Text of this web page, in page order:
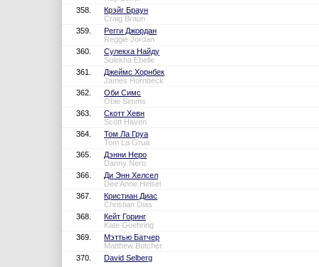
358.
Крэйг Браун
Craig Braun
359.
Регги Джордан
Reggie Jordan
360.
Сулекха Найду
Sulekha Ebelle
361.
Джеймс Хорнбек
James Hornbeck
362.
Оби Симс
Obie Simms
363.
Скотт Хевн
Scott Haven
364.
Том Ла Груа
Tom La Grua
365.
Дэнни Неро
Danny Nero
366.
Ди Энн Хелсел
Dee Anne Helsel
367.
Кристиан Диас
Christian Dias
368.
Кейт Горинг
Kate Goehring
369.
Мэттью Батчер
Matthew Butcher
370.
David Selberg